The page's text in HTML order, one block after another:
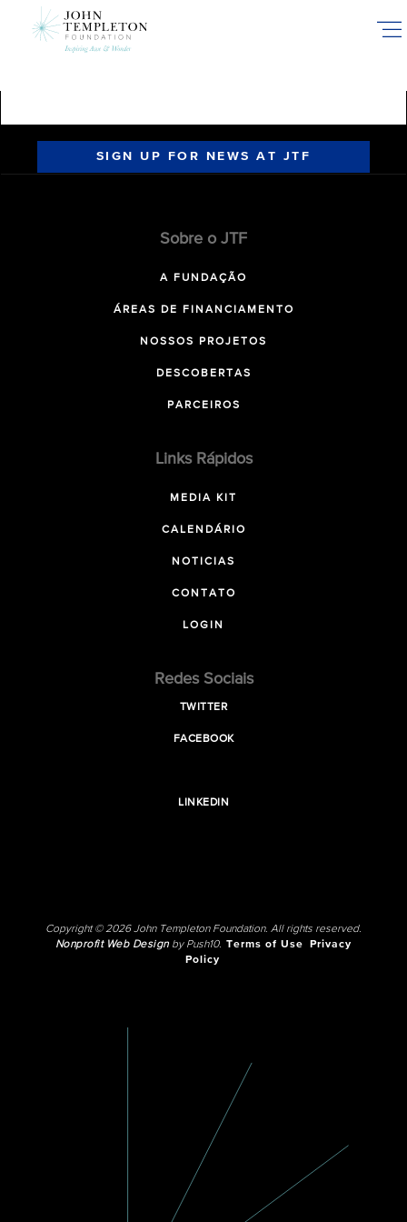
SIGN UP FOR NEWS AT JTF
Sobre o JTF
A FUNDAÇÃO
ÁREAS DE FINANCIAMENTO
NOSSOS PROJETOS
DESCOBERTAS
PARCEIROS
Links Rápidos
MEDIA KIT
CALENDÁRIO
NOTICIAS
CONTATO
LOGIN
Redes Sociais
TWITTER
FACEBOOK
LINKEDIN
Copyright © 2026 John Templeton Foundation. All rights reserved.
Nonprofit Web Designby Push10. Terms of Use
Privacy
Policy